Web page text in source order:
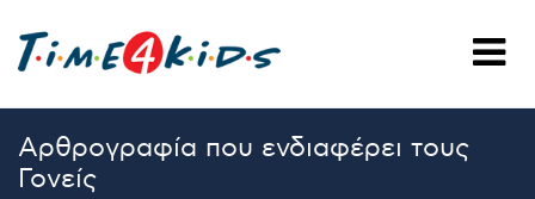
Αρθρογραφία που ενδιαφέρει τους
Γονείς